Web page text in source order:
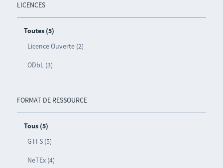
LICENCES
Toutes (5)
Licence Ouverte (2)
ODbL (3)
FORMAT DE RESSOURCE
Tous (5)
GTFS (5)
NeTEx (4)